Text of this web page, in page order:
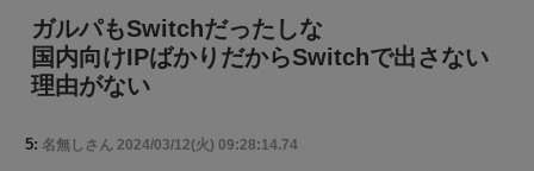
ガルパもSwitchだったしな
国内向けIPばかりだからSwitchで出さない
理由がない
5: 名無しさん 2024/03/12(火) 09:28:14.74